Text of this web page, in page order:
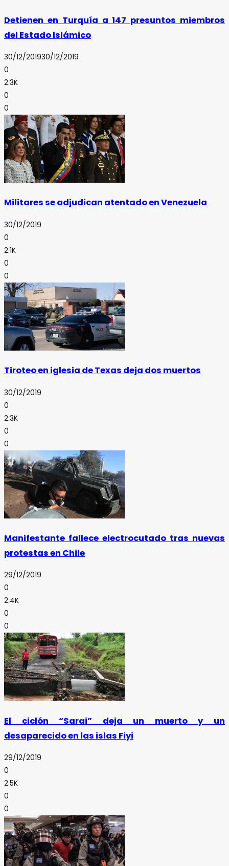
Detienen en Turquía a 147 presuntos miembros
del Estado Islámico
30/12/201930/12/2019
0
2.3K
0
0
Militares se adjudican atentado en Venezuela
30/12/2019
0
2.1K
0
0
Tiroteo en iglesia de Texas deja dos muertos
30/12/2019
0
2.3K
0
0
Manifestante fallece electrocutado tras nuevas
protestas en Chile
29/12/2019
0
2.4K
0
0
El ciclón “Sarai” deja un muerto y un
desaparecido en las islas Fiyi
29/12/2019
0
2.5K
0
0